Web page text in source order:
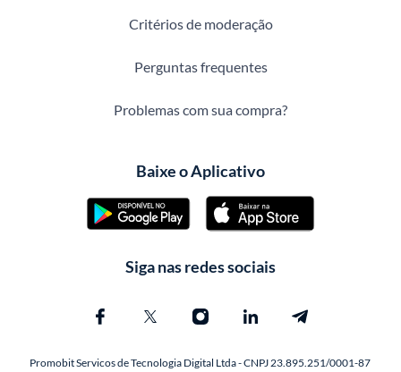
Critérios de moderação
Perguntas frequentes
Problemas com sua compra?
Baixe o Aplicativo
Siga nas redes sociais
Promobit Servicos de Tecnologia Digital Ltda - CNPJ 23.895.251/0001-87